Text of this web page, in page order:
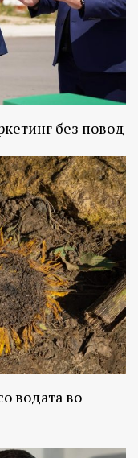
без повод
водата во